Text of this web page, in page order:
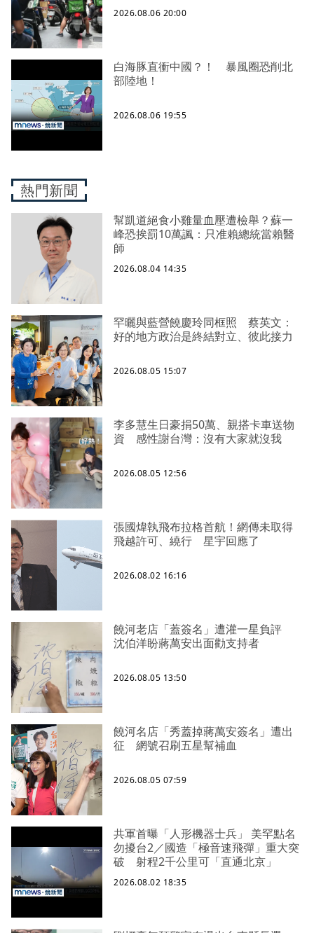
2026.08.06 20:00
白海豚直衝中國？！ 暴風圈恐削北
部陸地！
2026.08.06 19:55
熱門新聞
幫凱道絕食小雞量血壓遭檢舉？蘇一
峰恐挨罰10萬諷：只准賴總統當賴醫
師
2026.08.04 14:35
罕曬與藍營饒慶玲同框照 蔡英文：
好的地方政治是終結對立、彼此接力
2026.08.05 15:07
李多慧生日豪捐50萬、親搭卡車送物
資 感性謝台灣：沒有大家就沒我
2026.08.05 12:56
張國煒執飛布拉格首航！網傳未取得
飛越許可、繞行 星宇回應了
2026.08.02 16:16
饒河老店「蓋簽名」遭灌一星負評
沈伯洋盼蔣萬安出面勸支持者
2026.08.05 13:50
饒河名店「秀蓋掉蔣萬安簽名」遭出
征 網號召刷五星幫補血
2026.08.05 07:59
共軍首曝「人形機器士兵」 美罕點名
勿擾台2／國造「極音速飛彈」重大突
破 射程2千公里可「直通北京」
2026.08.02 18:35